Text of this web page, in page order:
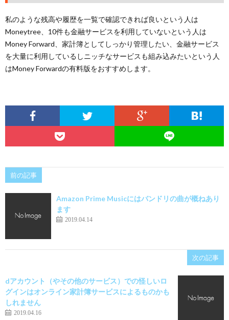
私のような残高や履歴を一覧で確認できれば良いという人は
Moneytree、10件も金融サービスを利用していないという人は
Money Forward、家計簿としてしっかり管理したい、金融サービス
を大量に利用しているしニッチなサービスも組み込みたいという人
はMoney Forwardの有料版をおすすめします。
前の記事
Amazon Prime Musicにはバンドリの曲が概ねあり
ます
2019.04.14
次の記事
dアカウント（やその他のサービス）での怪しいロ
グインはオンライン家計簿サービスによるものかも
しれません
2019.04.16